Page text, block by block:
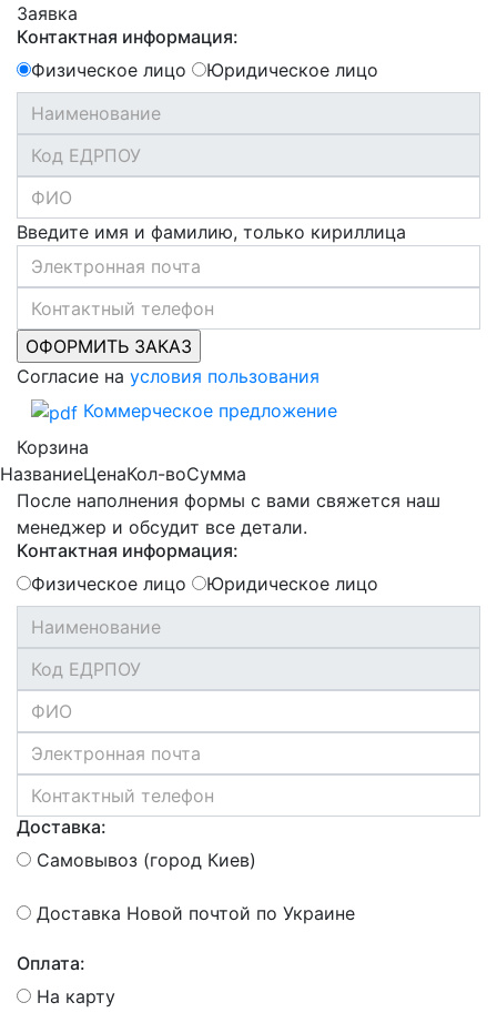
Заявка
Контактная информация:
Физическое лицо
Юридическое лицо
Введите имя и фамилию, только кириллица
Согласие на условия пользования
Коммерческое предложение
Корзина
НазваниеЦенаКол-воСумма
После наполнения формы с вами свяжется наш
менеджер и обсудит все детали.
Контактная информация:
Физическое лицо
Юридическое лицо
Доставка:
Самовывоз (город Киев)
Доставка Новой почтой по Украине
Оплата:
На карту